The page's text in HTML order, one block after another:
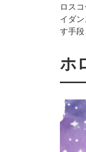
ロス
イダ
す手段
ホ